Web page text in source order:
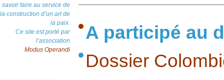
savoir faire au service de
la construction d’un art de
la paix.
Ce site est porté par
l’association
Modus Operandi
A participé au
Dossier